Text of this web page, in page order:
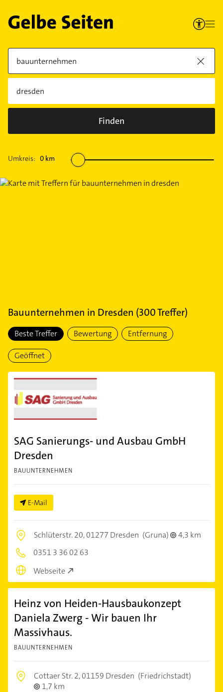
Finden
Umkreis: 0 km
Bauunternehmen in Dresden (300Treffer)
Beste Treffer Bewertung Entfernung
Geöffnet
SAG Sanierungs- und Ausbau GmbH
Dresden
BAUUNTERNEHMEN
E-Mail
Schlüterstr. 20,01277 Dresden (Gruna)
4,3 km
0351 3 36 02 63
Webseite
Heinz von Heiden-Hausbaukonzept
Daniela Zwerg - Wir bauen Ihr
Massivhaus.
BAUUNTERNEHMEN
Cottaer Str. 2,01159 Dresden (Friedrichstadt)
1,7 km